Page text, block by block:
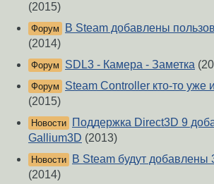
(2015)
Форум
В Steam добавлены
(2014)
Форум SDL3 - Камера - Заметка
Форум
Steam Controller кто-то уже
(2015)
Новости
Поддержка Direct3D 9
Gallium3D (2013)
Новости
В Steam будут добавлены
(2014)